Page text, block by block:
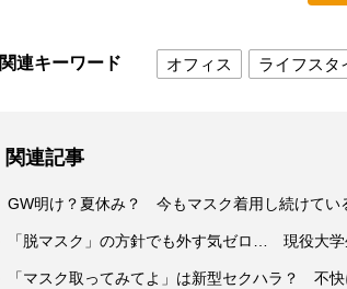
関連キーワード オフィス ライフスタ
関連記事
GW明け？夏休み？ 今もマスク着用し続けてい
「脱マスク」の方針でも外す気ゼロ… 現役大学
「マスク取ってみてよ」は新型セクハラ？ 不